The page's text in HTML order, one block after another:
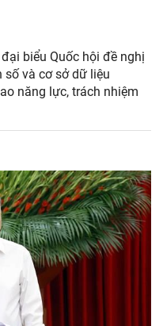
biểu Quốc hội đề nghị
số và cơ sở dữ liệu
năng lực, trách nhiệm